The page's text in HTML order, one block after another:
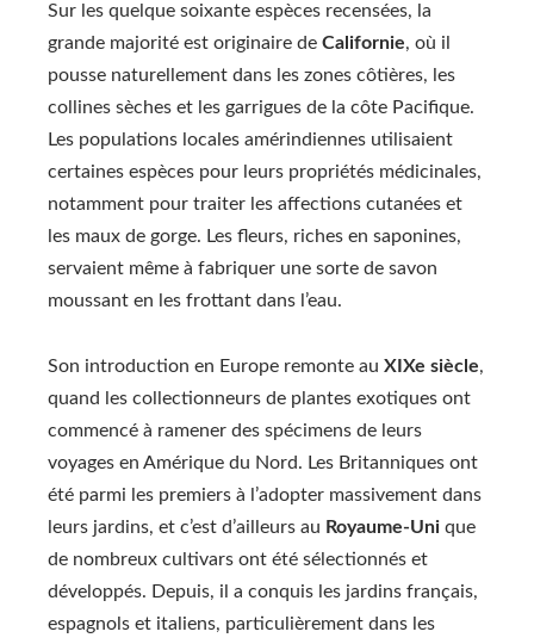
Sur les quelque soixante espèces recensées, la
grande majorité est originaire de Californie, où il
pousse naturellement dans les zones côtières, les
collines sèches et les garrigues de la côte Pacifique.
Les populations locales amérindiennes utilisaient
certaines espèces pour leurs propriétés médicinales,
notamment pour traiter les affections cutanées et
les maux de gorge. Les fleurs, riches en saponines,
servaient même à fabriquer une sorte de savon
moussant en les frottant dans l’eau.
Son introduction en Europe remonte au XIXe siècle,
quand les collectionneurs de plantes exotiques ont
commencé à ramener des spécimens de leurs
voyages en Amérique du Nord. Les Britanniques ont
été parmi les premiers à l’adopter massivement dans
leurs jardins, et c’est d’ailleurs au Royaume-Uni que
de nombreux cultivars ont été sélectionnés et
développés. Depuis, il a conquis les jardins français,
espagnols et italiens, particulièrement dans les